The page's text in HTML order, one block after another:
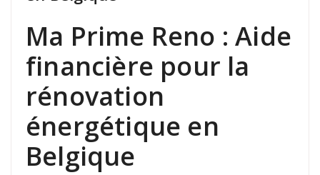
Ma Prime Reno : Aide
financière pour la
rénovation
énergétique en
Belgique